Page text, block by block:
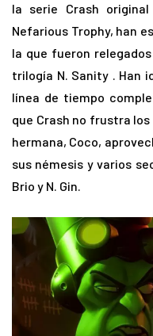
la serie Crash
Nefarious Trophy, han
la que fueron
trilogía N. Sanity . Han
línea de tiempo
que Crash no frustra
hermana, Coco,
sus némesis y varios
Brio y N. Gin.